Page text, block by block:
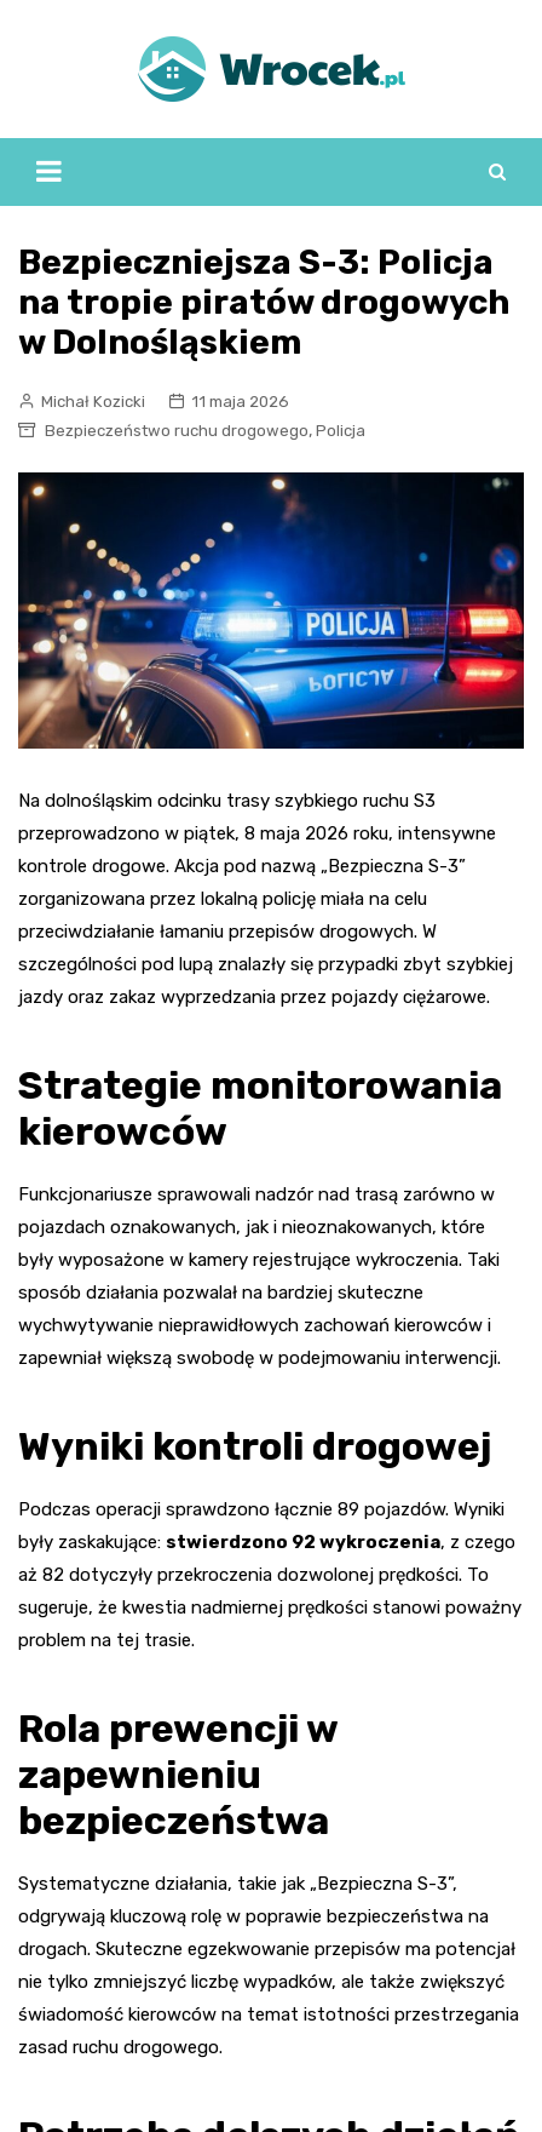
Bezpieczniejsza S-3: Policja
na tropie piratów drogowych
w Dolnośląskiem
Michał Kozicki
11 maja 2026
Bezpieczeństwo ruchu drogowego, Policja
Na dolnośląskim odcinku trasy szybkiego ruchu S3
przeprowadzono w piątek, 8 maja 2026 roku, intensywne
kontrole drogowe. Akcja pod nazwą „Bezpieczna S-3”
zorganizowana przez lokalną policję miała na celu
przeciwdziałanie łamaniu przepisów drogowych. W
szczególności pod lupą znalazły się przypadki zbyt szybkiej
jazdy oraz zakaz wyprzedzania przez pojazdy ciężarowe.
Strategie monitorowania
kierowców
Funkcjonariusze sprawowali nadzór nad trasą zarówno w
pojazdach oznakowanych, jak i nieoznakowanych, które
były wyposażone w kamery rejestrujące wykroczenia. Taki
sposób działania pozwalał na bardziej skuteczne
wychwytywanie nieprawidłowych zachowań kierowców i
zapewniał większą swobodę w podejmowaniu interwencji.
Wyniki kontroli drogowej
Podczas operacji sprawdzono łącznie 89 pojazdów. Wyniki
były zaskakujące: stwierdzono 92 wykroczenia, z czego
aż 82 dotyczyły przekroczenia dozwolonej prędkości. To
sugeruje, że kwestia nadmiernej prędkości stanowi poważny
problem na tej trasie.
Rola prewencji w
zapewnieniu
bezpieczeństwa
Systematyczne działania, takie jak „Bezpieczna S-3”,
odgrywają kluczową rolę w poprawie bezpieczeństwa na
drogach. Skuteczne egzekwowanie przepisów ma potencjał
nie tylko zmniejszyć liczbę wypadków, ale także zwiększyć
świadomość kierowców na temat istotności przestrzegania
zasad ruchu drogowego.